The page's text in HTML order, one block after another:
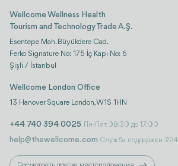
Wellcome Wellness Health
Tourism and Technology Trade A.Ş.
Esentepe Mah. Büyükdere Cad.
Ferko Signature No: 175 İç Kapı No: 6
Şişli / İstanbul
Wellcome London Office
13 Hanover Square London, W1S 1HN
+44 740 394 0025 Пн-Пят 08:30 до 17:00
help@thewellcome.com Служба поддержки 7/24